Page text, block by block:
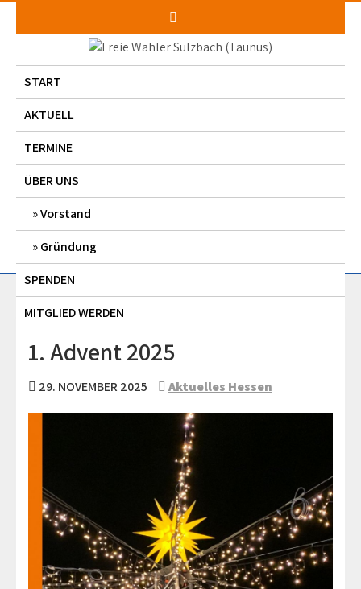
START
AKTUELL
TERMINE
ÜBER UNS
Vorstand
Gründung
SPENDEN
MITGLIED WERDEN
1. Advent 2025
29. NOVEMBER 2025 Aktuelles Hessen